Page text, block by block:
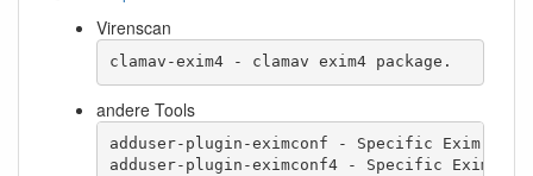
Virenscan
clamav-exim4 - clamav exim4 package.
andere Tools
adduser-plugin-eximconf - Specific Exim
adduser-plugin-eximconf4 - Specific Exim